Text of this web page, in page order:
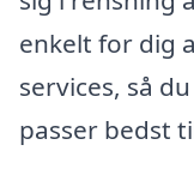
enkelt for dig
services, så
passer bedst